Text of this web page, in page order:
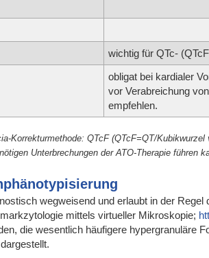
wichtig für QTc-
obligat bei kardialer
vor Verabreichung
empfehlen.
Korrekturmethode: QTcF (QTcF=QT/
Unterbrechungen der ATO-Therapie führen
wegweisend und erlaubt in der
mittels virtueller Mikroskopie;
die wesentlich häufigere hypergranuläre